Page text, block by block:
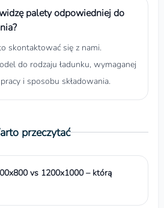
palety odpowiedniej do
skontaktować się z nami.
do rodzaju ładunku, wymaganej
i sposobu składowania.
przeczytać
vs 1200x1000 – którą